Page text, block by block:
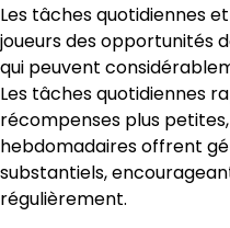
Les tâches quotidiennes
joueurs des opportunités
qui peuvent
Les tâches quotidiennes
récompenses plus
hebdomadaires offrent
substantiels,
régulièrement.